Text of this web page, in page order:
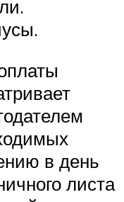
в день
листа